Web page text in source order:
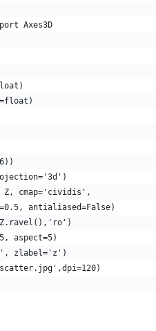
Axes3D
Z, cmap='cividis',
antialiased=False)
aspect=5)
zlabel='z')